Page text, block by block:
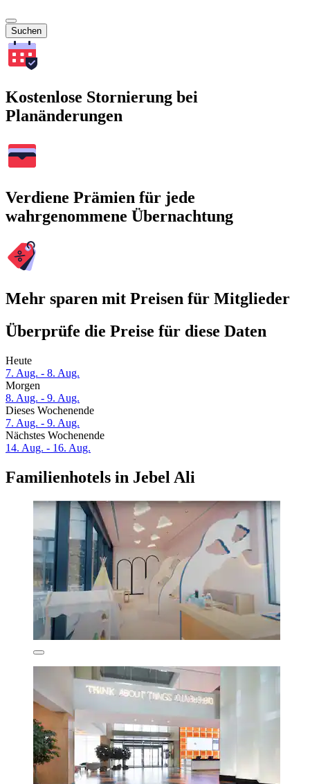
Suchen
Kostenlose Stornierung bei
Planänderungen
Verdiene Prämien für jede
wahrgenommene Übernachtung
Mehr sparen mit Preisen für Mitglieder
Überprüfe die Preise für diese Daten
Heute
7. Aug. - 8. Aug.
Morgen
8. Aug. - 9. Aug.
Dieses Wochenende
7. Aug. - 9. Aug.
Nächstes Wochenende
14. Aug. - 16. Aug.
Familienhotels in Jebel Ali